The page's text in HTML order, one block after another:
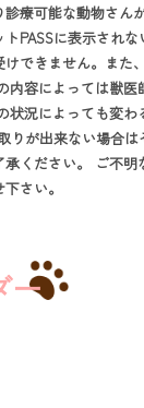
療可能な動物さん
PASSに表示され
できません。また
内容によっては獣医
状況によっても変
りが出来ない場合
ください。 ご不明
さい。
ー